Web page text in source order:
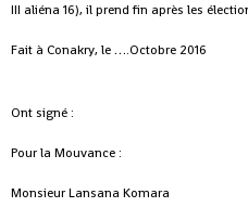
III aliéna 16), il prend fin après les
Fait à Conakry, le ….Octobre 2016
Ont signé :
Pour la Mouvance :
Monsieur Lansana Komara